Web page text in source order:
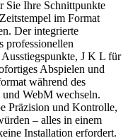
Sie Ihre Schnittpunkte
im Format
Der integrierte
professionellen
J K L für
Abspielen und
während des
WebM wechseln.
Präzision und Kontrolle,
– alles in einem
Installation erfordert.